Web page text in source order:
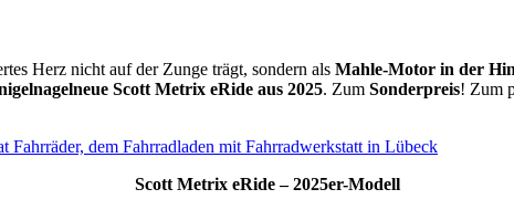
Herz nicht auf der Zunge trägt, sondern als Mahle-Motor in der
Scott Metrix eRide aus 2025. Zum Sonderpreis! Zum
Scott Metrix eRide – 2025er-Modell